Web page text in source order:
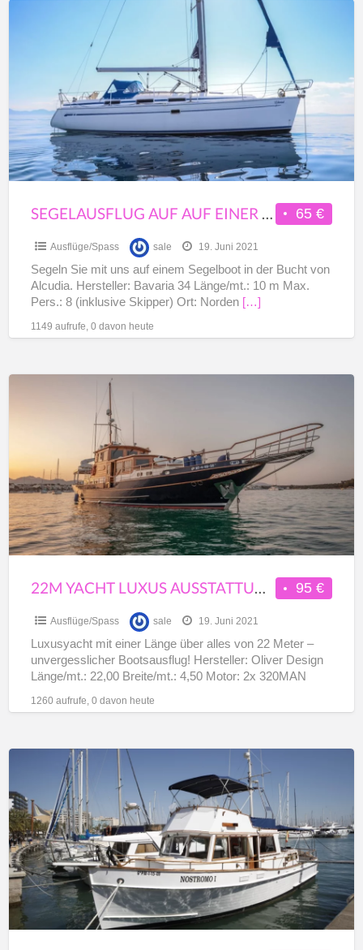
Segelyacht
ab
Puerto
Alcudia
65 €
SEGELAUSFLUG AUF AUF EINER 10M SEGELYACHT AB PUERTO ALCUDIA
Ausflüge/Spass sale 19. Juni 2021
Segeln Sie mit uns auf einem Segelboot in der Bucht von
Alcudia. Hersteller: Bavaria 34 Länge/mt.: 10 m Max.
Pers.: 8 (inklusive Skipper) Ort: Norden […]
1149 aufrufe, 0 davon heute
10PAX
Andratx
95 €
22M YACHT LUXUS AUSSTATTUNG 10PAX ANDRATX
Ausflüge/Spass sale 19. Juni 2021
Luxusyacht mit einer Länge über alles von 22 Meter –
unvergesslicher Bootsausflug! Hersteller: Oliver Design
Länge/mt.: 22,00 Breite/mt.: 4,50 Motor: 2x 320MAN
1260 aufrufe, 0 davon heute
Bootsausflug
Motorboot
Grand
Banks
12
PAX
Palma